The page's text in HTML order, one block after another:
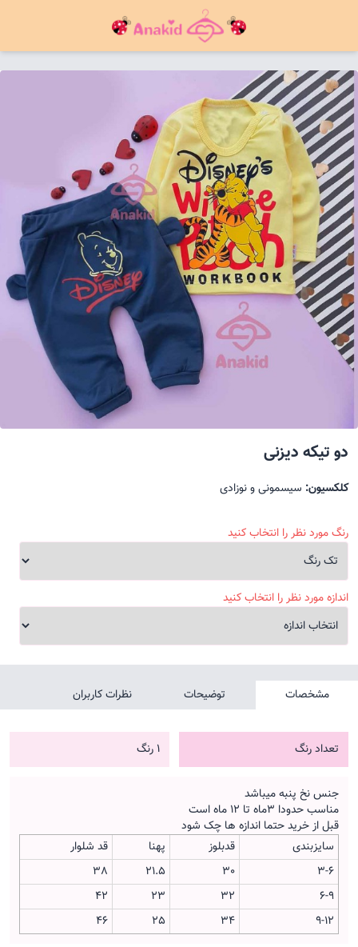
دو تیکه دیزنی
کلکسیون: سیسمونی و نوزادی
رنگ مورد نظر را انتخاب کنید
اندازه مورد نظر را انتخاب کنید
مشخصات توضیحات نظرات کاربران
تعداد رنگ 1 رنگ
جنس نخ پنبه میباشد
مناسب حدودا 3ماه تا 12 ماه است
قبل از خرید حتما اندازه ها چک شود
سایزبندی
قدبلوز پهنا
قد شلوار
3-6
30
21.5
38
6-9
32
23
42
9-12
34
25
46